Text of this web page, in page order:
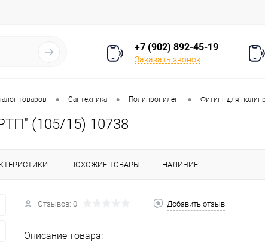
+7 (902) 892-45-19
Заказать звонок
товаров • Сантехника • Полипропилен • Фитинг для
(105/15) 10738
ПОХОЖИЕ ТОВАРЫ НАЛИЧИЕ
Отзывов: 0 Добавить отзыв
Описание товара: